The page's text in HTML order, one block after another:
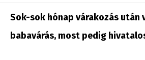
Sok-sok hónap várakozás után
babavárás, most pedig